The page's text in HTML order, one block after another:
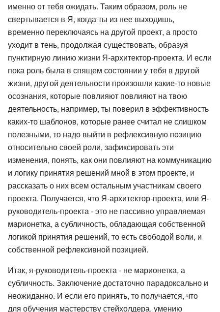
именно от тебя ожидать. Таким образом, роль не
свертывается в Я, когда ты из нее выходишь,
временно переключаясь на другой проект, а просто
уходит в тень, продолжая существовать, образуя
пунктирную линию жизни Я-архитектор-проекта. И если
пока роль была в спящем состоянии у тебя в другой
жизни, другой деятельности произошли какие-то новые
осознания, которые повлияют повлияют на твою
деятельность, например, ты поверил в эффективность
каких-то шаблонов, которые ранее считал не слишком
полезными, то надо выйти в рефлексивную позицию
относительно своей роли, зафиксировать эти
изменения, понять, как они повлияют на коммуникацию
и логику принятия решений мной в этом проекте, и
рассказать о них всем остальным участникам своего
проекта. Получается, что Я-архитектор-проекта, или Я-
руководитель-проекта - это не пассивно управляемая
марионетка, а субличность, обладающая собственной
логикой принятия решений, то есть свободой воли, и
собственной рефлексивной позицией.
Итак, я-руководитель-проекта - не марионетка, а
субличность. Заключение достаточно парадоксально и
неожиданно. И если его принять, то получается, что
для обучения мастерству стейхолдера, умению